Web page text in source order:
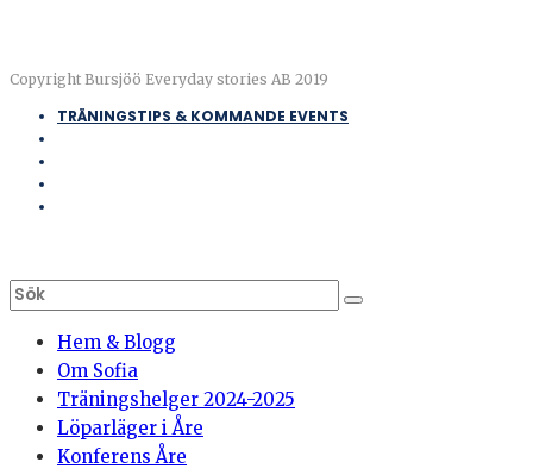
Copyright Bursjöö Everyday stories AB 2019
TRÄNINGSTIPS & KOMMANDE EVENTS
Hem & Blogg
Om Sofia
Träningshelger 2024-2025
Löparläger i Åre
Konferens Åre